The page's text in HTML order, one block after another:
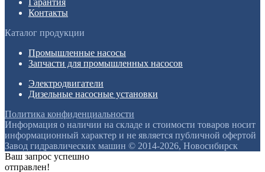
Гарантия
Контакты
Каталог продукции
Промышленные насосы
Запчасти для промышленных насосов
Электродвигатели
Дизельные насосные установки
Политика конфиденциальности
Информация о наличии на складе и стоимости товаров носит
информационный характер и не является публичной офертой
Завод гидравлических машин © 2014-2026, Новосибирск
Ваш запрос успешно
отправлен!